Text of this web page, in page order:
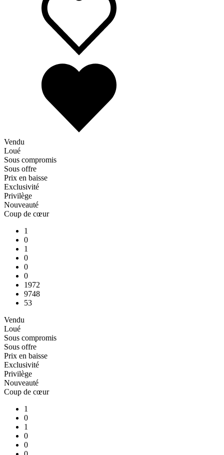
Vendu
Loué
Sous compromis
Sous offre
Prix en baisse
Exclusivité
Privilège
Nouveauté
Coup de cœur
1
0
1
0
0
0
1972
9748
53
Vendu
Loué
Sous compromis
Sous offre
Prix en baisse
Exclusivité
Privilège
Nouveauté
Coup de cœur
1
0
1
0
0